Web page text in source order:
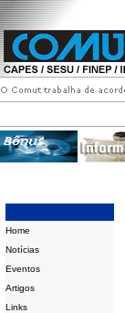
Home
Notícias
Eventos
Artigos
Links